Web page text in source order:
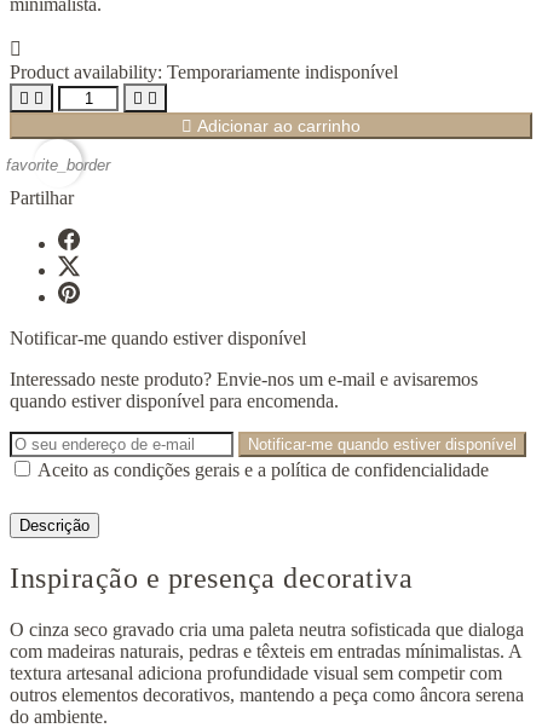
mínimalista.

Product availability: Temporariamente indisponível
   
 Adicionar ao carrinho
favorite_border
Partilhar
Notificar-me quando estiver disponível
Interessado neste produto? Envie-nos um e-mail e avisaremos
quando estiver disponível para encomenda.
Notificar-me quando estiver disponível
Aceito as condições gerais e a política de confidencialidade
Descrição
Inspiração e presença decorativa
O cinza seco gravado cria uma paleta neutra sofisticada que dialoga
com madeiras naturais, pedras e têxteis em entradas mínimalistas. A
textura artesanal adiciona profundidade visual sem competir com
outros elementos decorativos, mantendo a peça como âncora serena
do ambiente.